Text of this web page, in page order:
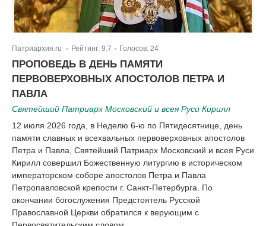
Патриархия.ru | Рейтинг: 9.7 Голосов: 24
ПРОПОВЕДЬ В ДЕНЬ ПАМЯТИ
ПЕРВОВЕРХОВНЫХ АПОСТОЛОВ ПЕТРА И
ПАВЛА
Святейший Патриарх Московский и всея Руси Кирилл
12 июля 2026 года, в Неделю 6-ю по Пятидесятнице, день
памяти славных и всехвальных первоверховных апостолов
Петра и Павла, Святейший Патриарх Московский и всея Руси
Кирилл совершил Божественную литургию в историческом
императорском соборе апостолов Петра и Павла
Петропавловской крепости г. Санкт-Петербурга. По
окончании богослужения Предстоятель Русской
Православной Церкви обратился к верующим с